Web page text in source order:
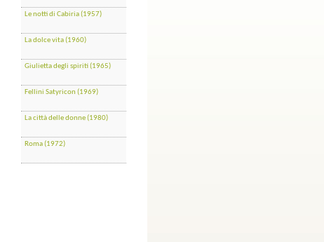
Le notti di Cabiria (1957)
La dolce vita (1960)
Giulietta degli spiriti (1965)
Fellini Satyricon (1969)
La città delle donne (1980)
Roma (1972)